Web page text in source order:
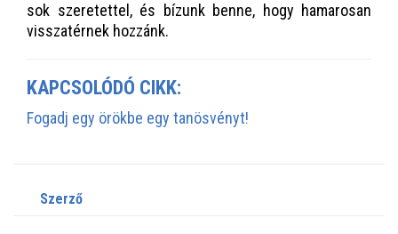
sok szeretettel, és bízunk benne, hogy hamarosan
visszatérnek hozzánk.
KAPCSOLÓDÓ CIKK:
Fogadj egy örökbe egy tanösvényt!
szerző